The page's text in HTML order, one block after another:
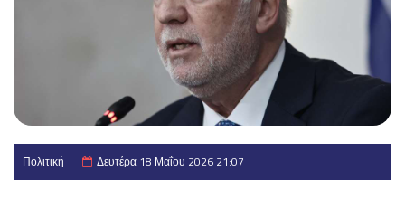
Πολιτική Δευτέρα 18 Μαΐου 2026 21:07